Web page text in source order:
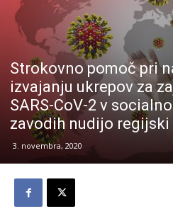
Strokovno pomoč pri
izvajanju ukrepov za
SARS-CoV-2 v
zavodih nudijo
3. novembra, 2020